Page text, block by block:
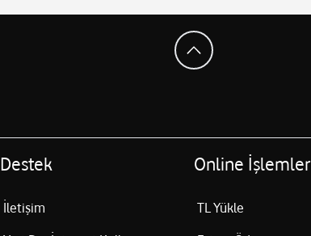
Destek
İletişim
Online İşlemler
TL Yükle